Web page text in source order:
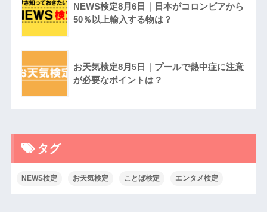
NEWS検定8月6日｜日本がコロンビアから
50％以上輸入する物は？
お天気検定8月5日｜プールで熱中症に注意
が必要なポイントは？
タグ
NEWS検定 お天気検定 ことば検定 エンタメ検定